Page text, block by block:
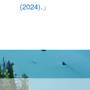
(2024). 」